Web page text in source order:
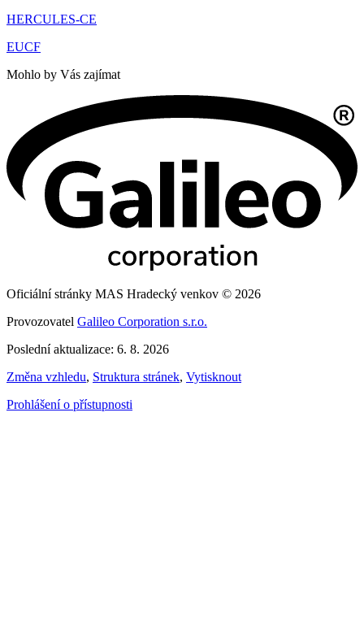
HERCULES-CE
EUCF
Mohlo by Vás zajímat
Oficiální stránky MAS Hradecký venkov © 2026
Provozovatel Galileo Corporation s.r.o.
Poslední aktualizace: 6. 8. 2026
Změna vzhledu, Struktura stránek, Vytisknout
Prohlášení o přístupnosti